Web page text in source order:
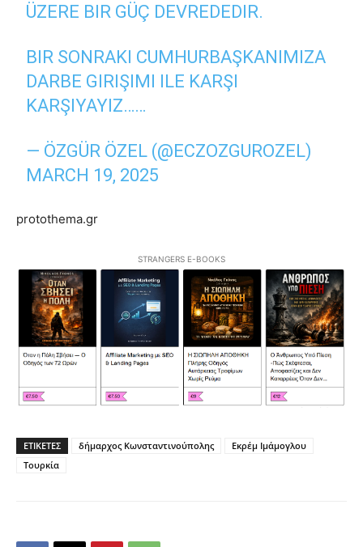
ÜZERE BIR GÜÇ DEVREDEDIR.
BIR SONRAKI CUMHURBAŞKANIMIZA
DARBE GIRIŞIMI ILE KARŞI
KARŞIYAYIZ……
— ÖZGÜR ÖZEL (@ECZOZGUROZEL)
MARCH 19, 2025
protothema.gr
STRANGERS E-BOOKS
ΕΤΙΚΕΤΕΣ δήμαρχος Κωνσταντινούπολης
Εκρέμ Ιμάμογλου
Τουρκία